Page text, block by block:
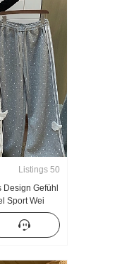
Listings 50
Gefühl
Sport Wei
Asien Wind
Schlank